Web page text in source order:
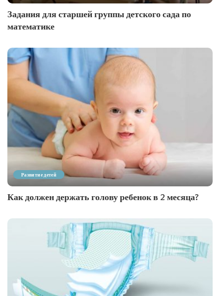
Задания для старшей группы детского сада по
математике
Развитие детей
Как должен держать голову ребенок в 2 месяца?